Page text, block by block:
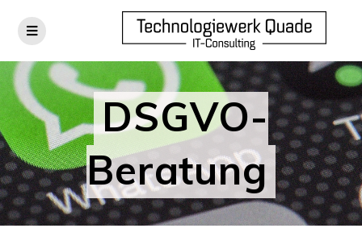
Skip
to
content
DSGVO-
Beratung